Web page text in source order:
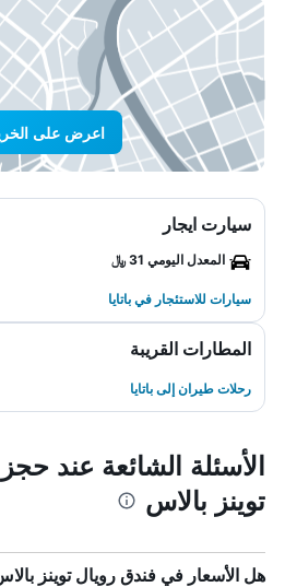
اعرض على
سيارت ايجار
المعدل اليومي 31 ﷼
سيارات للاستئجار في باتايا
المطارات القريبة
رحلات طيران إلى باتايا
الأسئلة الشائعة عند
توينز بالاس
هل الأسعار في فندق رويال توينز